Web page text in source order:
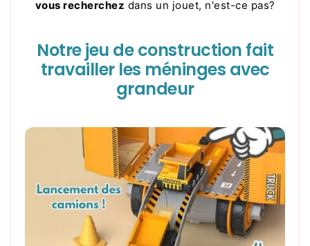
vous recherchez dans un jouet, n'est-ce pas?
Notre jeu de construction fait
travailler les méninges avec
grandeur